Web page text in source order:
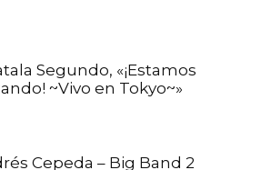
Segundo, «¡Estamos
~Vivo en Tokyo~»
Cepeda – Big Band 2